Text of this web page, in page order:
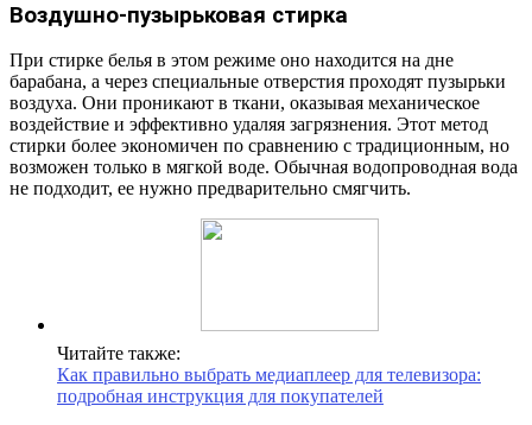
Воздушно-пузырьковая стирка
При стирке белья в этом режиме оно находится на дне
барабана, а через специальные отверстия проходят пузырьки
воздуха. Они проникают в ткани, оказывая механическое
воздействие и эффективно удаляя загрязнения. Этот метод
стирки более экономичен по сравнению с традиционным, но
возможен только в мягкой воде. Обычная водопроводная вода
не подходит, ее нужно предварительно смягчить.
Читайте также:
Как правильно выбрать медиаплеер для телевизора:
подробная инструкция для покупателей